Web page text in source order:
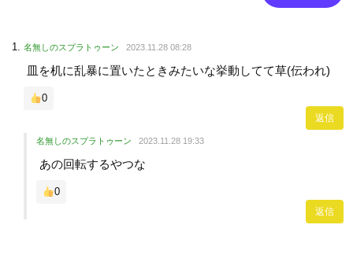
名無しのスプラトゥーン 2023.11.28 08:28
皿を机に乱暴に置いたときみたいな挙動してて草(伝われ)
0
返信
名無しのスプラトゥーン 2023.11.28 19:33
あの回転するやつな
0
返信